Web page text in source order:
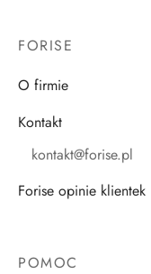
FORISE
O firmie
Kontakt
kontakt@forise.pl
Forise opinie klientek
POMOC